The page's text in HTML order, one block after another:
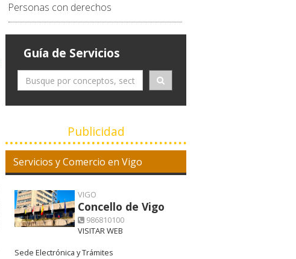
Personas con derechos
Guía de Servicios
Publicidad
Servicios y Comercio en Vigo
VIGO
Concello de Vigo
986810100
VISITAR WEB
Sede Electrónica y Trámites